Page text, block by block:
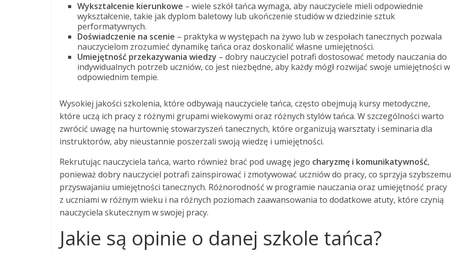
Wykształcenie kierunkowe – wiele szkół tańca wymaga, aby nauczyciele mieli odpowiednie
wykształcenie, takie jak dyplom baletowy lub ukończenie studiów w dziedzinie sztuk
performatywnych.
Doświadczenie na scenie – praktyka w występach na żywo lub w zespołach tanecznych pozwala
nauczycielom zrozumieć dynamikę tańca oraz doskonalić własne umiejętności.
Umiejętność przekazywania wiedzy – dobry nauczyciel potrafi dostosować metody nauczania do
indywidualnych potrzeb uczniów, co jest niezbędne, aby każdy mógł rozwijać swoje umiejętności w
odpowiednim tempie.
Wysokiej jakości szkolenia, które odbywają nauczyciele tańca, często obejmują kursy metodyczne,
które uczą ich pracy z różnymi grupami wiekowymi oraz różnych stylów tańca. W szczególności warto
zwrócić uwagę na hurtownię stowarzyszeń tanecznych, które organizują warsztaty i seminaria dla
instruktorów, aby nieustannie poszerzali swoją wiedzę i umiejętności.
Rekrutując nauczyciela tańca, warto również brać pod uwagę jego charyzmę i komunikatywność,
ponieważ dobry nauczyciel potrafi zainspirować i zmotywować uczniów do pracy, co sprzyja szybszemu
przyswajaniu umiejętności tanecznych. Różnorodność w programie nauczania oraz umiejętność pracy
z uczniami w różnym wieku i na różnych poziomach zaawansowania to dodatkowe atuty, które czynią
nauczyciela skutecznym w swojej pracy.
Jakie są opinie o danej szkole tańca?